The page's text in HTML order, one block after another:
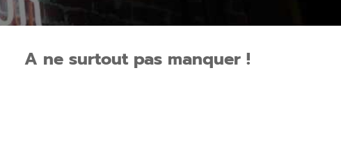
A ne surtout pas manquer !